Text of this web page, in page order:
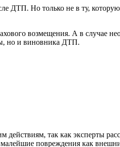
ДТП. Но только не в ту,
возмещения. А в случае
но и виновника ДТП.
действиям, так как эксперты
повреждения как